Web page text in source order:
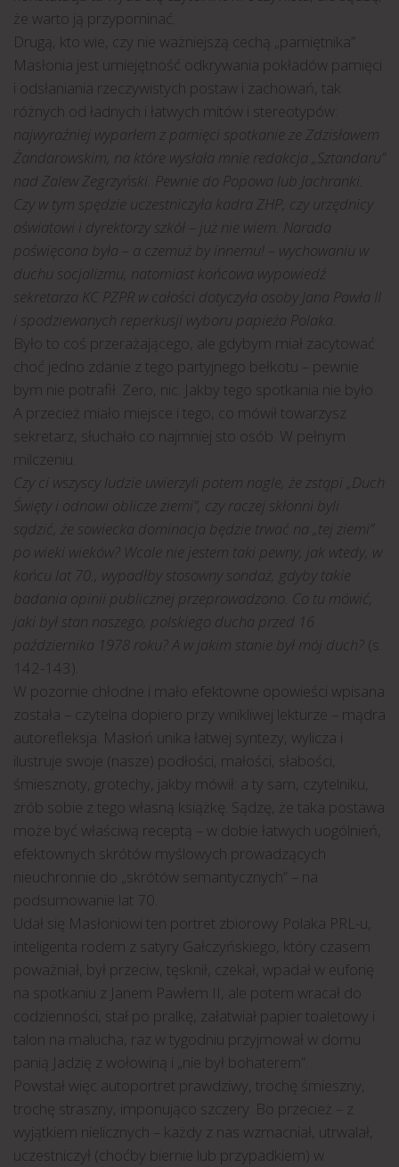
że warto ją przypominać.
Drugą, kto wie, czy nie ważniejszą cechą „pamiętnika”
Masłonia jest umiejętność odkrywania pokładów pamięci
i odsłaniania rzeczywistych postaw i zachowań, tak
różnych od ładnych i łatwych mitów i stereotypów:
najwyraźniej wyparłem z pamięci spotkanie ze Zdzisławem
Żandarowskim, na które wysłała mnie redakcja „Sztandaru”
nad Zalew Zegrzyński. Pewnie do Popowa lub Jachranki.
Czy w tym spędzie uczestniczyła kadra ZHP, czy urzędnicy
oświatowi i dyrektorzy szkół – już nie wiem. Narada
poświęcona była – a czemuż by innemu! – wychowaniu w
duchu socjalizmu, natomiast końcowa wypowiedź
sekretarza KC PZPR w całości dotyczyła osoby Jana Pawła II
i spodziewanych reperkusji wyboru papieża Polaka.
Było to coś przerażającego, ale gdybym miał zacytować
choć jedno zdanie z tego partyjnego bełkotu – pewnie
bym nie potrafił. Zero, nic. Jakby tego spotkania nie było.
A przecież miało miejsce i tego, co mówił towarzysz
sekretarz, słuchało co najmniej sto osób. W pełnym
milczeniu.
Czy ci wszyscy ludzie uwierzyli potem nagle, że zstąpi „Duch
Święty i odnowi oblicze ziemi”, czy raczej skłonni byli
sądzić, że sowiecka dominacja będzie trwać na „tej ziemi”
po wieki wieków? Wcale nie jestem taki pewny, jak wtedy, w
końcu lat 70., wypadłby stosowny sondaż, gdyby takie
badania opinii publicznej przeprowadzono. Co tu mówić,
jaki był stan naszego, polskiego ducha przed 16
października 1978 roku? A w jakim stanie był mój duch? (s.
142-143).
W pozornie chłodne i mało efektowne opowieści wpisana
została – czytelna dopiero przy wnikliwej lekturze – mądra
autorefleksja. Masłoń unika łatwej syntezy, wylicza i
ilustruje swoje (nasze) podłości, małości, słabości,
śmiesznoty, grotechy, jakby mówił: a ty sam, czytelniku,
zrób sobie z tego własną książkę. Sądzę, że taka postawa
może być właściwą receptą – w dobie łatwych uogólnień,
efektownych skrótów myślowych prowadzących
nieuchronnie do „skrótów semantycznych” – na
podsumowanie lat 70.
Udał się Masłoniowi ten portret zbiorowy Polaka PRL-u,
inteligenta rodem z satyry Gałczyńskiego, który czasem
poważniał, był przeciw, tęsknił, czekał, wpadał w euforię
na spotkaniu z Janem Pawłem II, ale potem wracał do
codzienności, stał po pralkę, załatwiał papier toaletowy i
talon na malucha, raz w tygodniu przyjmował w domu
panią Jadzię z wołowiną i „nie był bohaterem”.
Powstał więc autoportret prawdziwy, trochę śmieszny,
trochę straszny, imponująco szczery. Bo przecież – z
wyjątkiem nielicznych – każdy z nas wzmacniał, utrwalał,
uczestniczył (choćby biernie lub przypadkiem) w